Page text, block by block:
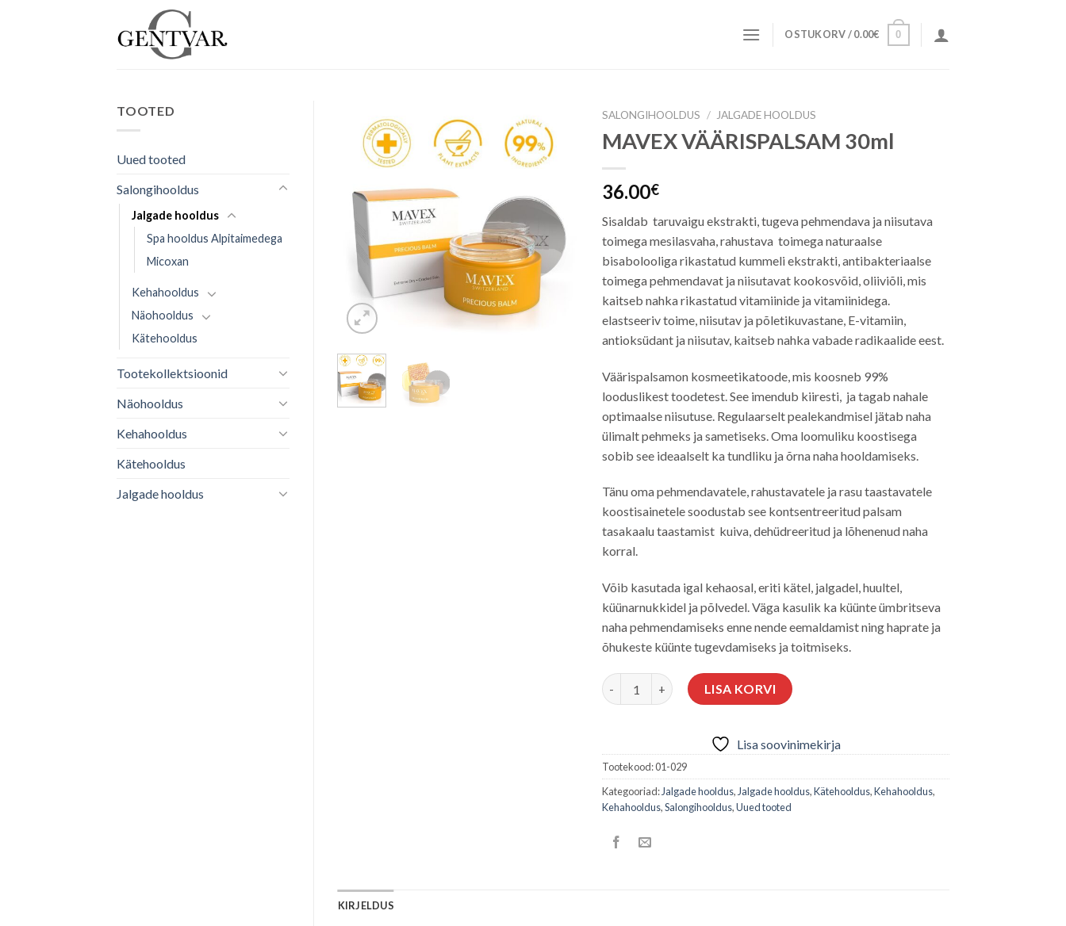
OSTUKORV /0.00€ 0
TOOTED
Uued tooted
Salongihooldus
Jalgade hooldus
Spa hooldus Alpitaimedega
Micoxan
Kehahooldus
Näohooldus
Kätehooldus
Tootekollektsioonid
Näohooldus
Kehahooldus
Kätehooldus
Jalgade hooldus
Lisa
SALONGIHOOLDUS / JALGADE HOOLDUS
MAVEX VÄÄRISPALSAM 30ml
36.00€
Sisaldab taruvaigu ekstrakti, tugeva pehmendava ja niisutava
toimega mesilasvaha, rahustava toimega naturaalse
bisabolooliga rikastatud kummeli ekstrakti, antibakteriaalse
toimega pehmendavat ja niisutavat kookosvõid, oliiviõli, mis
kaitseb nahka rikastatud vitamiinide ja vitamiinidega.
elastseeriv toime, niisutav ja põletikuvastane, E-vitamiin,
antioksüdant ja niisutav, kaitseb nahka vabade radikaalide eest.
Väärispalsamon kosmeetikatoode, mis koosneb 99%
looduslikest toodetest. See imendub kiiresti, ja tagab nahale
optimaalse niisutuse. Regulaarselt pealekandmisel jätab naha
ülimalt pehmeks ja sametiseks. Oma loomuliku koostisega
sobib see ideaalselt ka tundliku ja õrna naha hooldamiseks.
Tänu oma pehmendavatele, rahustavatele ja rasu taastavatele
koostisainetele soodustab see kontsentreeritud palsam
tasakaalu taastamist kuiva, dehüdreeritud ja lõhenenud naha
korral.
Võib kasutada igal kehaosal, eriti kätel, jalgadel, huultel,
küünarnukkidel ja põlvedel. Väga kasulik ka küünte ümbritseva
naha pehmendamiseks enne nende eemaldamist ning haprate ja
õhukeste küünte tugevdamiseks ja toitmiseks.
MAVEX VÄÄRISPALSAM 30ml kogus
LISA KORVI
Lisa soovinimekirja
Tootekood:01-029
Kategooriad: Jalgade hooldus, Jalgade hooldus,Kätehooldus,Kehahooldus,
Kehahooldus,Salongihooldus,Uued tooted
KIRJELDUS